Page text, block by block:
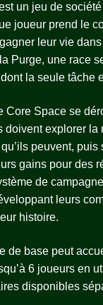
un jeu de
joueur prend le
leur vie
Purge, une race
la seule tâche
Core Space se
doivent explorer
peuvent, puis
gains pour des
de
leurs
histoire.
de base peut
6 joueurs en
disponibles